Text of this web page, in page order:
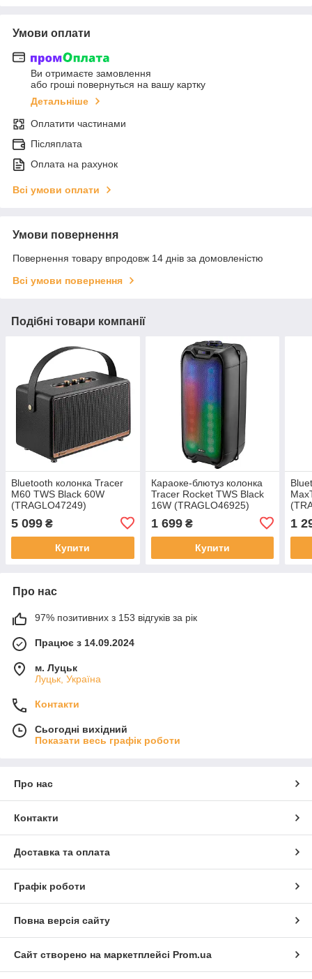
Умови оплати
Ви отримаєте замовлення
або гроші повернуться на вашу картку
Детальніше
Оплатити частинами
Післяплата
Оплата на рахунок
Всі умови оплати
Умови повернення
Повернення товару впродовж 14 днів за домовленістю
Всі умови повернення
Подібні товари компанії
Bluetooth колонка Tracer
M60 TWS Black 60W
(TRAGLO47249)
5 099 ₴
Купити
Караоке-блютуз колонка
Tracer Rocket TWS Black
16W (TRAGLO46925)
1 699₴
Купити
1
Про нас
97% позитивних з 153 відгуків за рік
Працює з 14.09.2024
м. Луцьк
Луцьк, Україна
Контакти
Сьогодні вихідний
Показати весь графік роботи
Про нас
Контакти
Доставка та оплата
Графік роботи
Повна версія сайту
Сайт створено на маркетплейсі Prom.ua